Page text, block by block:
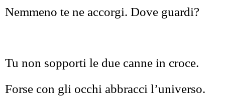
Nemmeno te ne accorgi. Dove guardi?
Tu non sopporti le due canne in croce.
Forse con gli occhi abbracci l’universo.